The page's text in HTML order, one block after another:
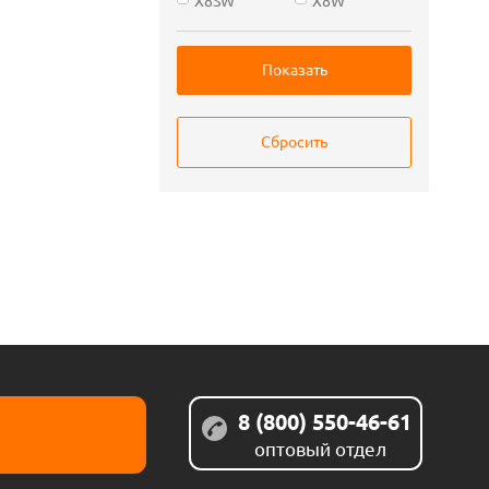
8 (800) 550-46-61
оптовый отдел